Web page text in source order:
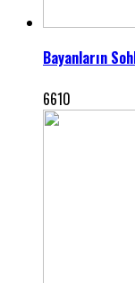
Bayanların
6610